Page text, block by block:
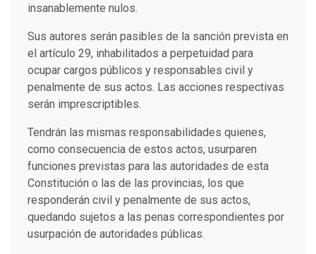
insanablemente nulos.
Sus autores serán pasibles de la sanción prevista en
el artículo 29, inhabilitados a perpetuidad para
ocupar cargos públicos y responsables civil y
penalmente de sus actos. Las acciones respectivas
serán imprescriptibles.
Tendrán las mismas responsabilidades quienes,
como consecuencia de estos actos, usurparen
funciones previstas para las autoridades de esta
Constitución o las de las provincias, los que
responderán civil y penalmente de sus actos,
quedando sujetos a las penas correspondientes por
usurpación de autoridades públicas.